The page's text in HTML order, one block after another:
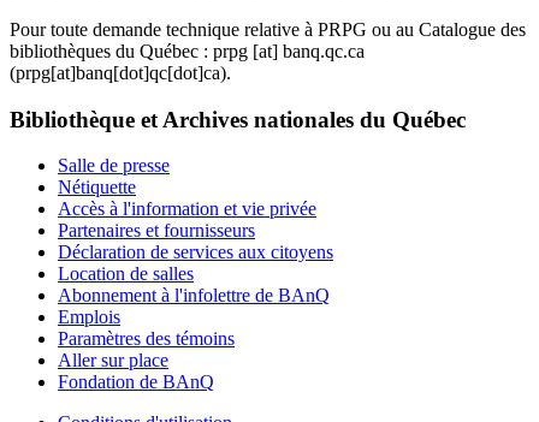
Pour toute demande technique relative à PRPG ou au Catalogue des
bibliothèques du Québec : prpg [at] banq.qc.ca
(prpg[at]banq[dot]qc[dot]ca).
Bibliothèque et Archives nationales du Québec
Salle de presse
Nétiquette
Accès à l'information et vie privée
Partenaires et fournisseurs
Déclaration de services aux citoyens
Location de salles
Abonnement à l'infolettre de BAnQ
Emplois
Paramètres des témoins
Aller sur place
Fondation de BAnQ